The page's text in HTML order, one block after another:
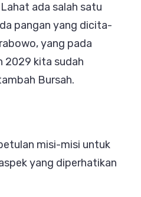
ada salah satu
pangan yang dicita-
yang pada
2029 kita sudah
Bursah.
misi-misi untuk
yang diperhatikan